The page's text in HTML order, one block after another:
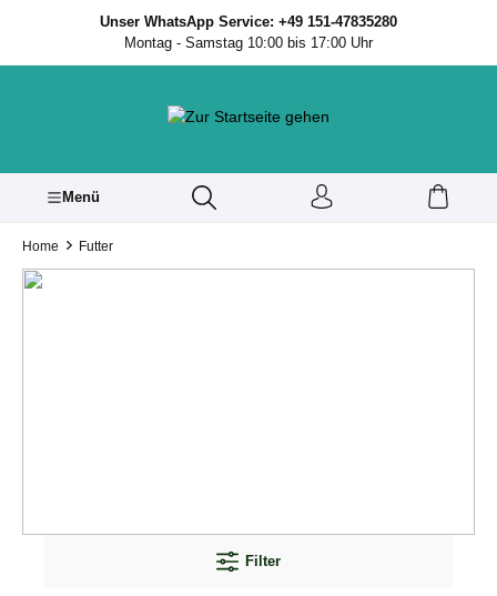
springenUnser WhatsApp Service: +49 151-47835280
Montag - Samstag 10:00 bis 17:00 Uhr
Menü
Home Futter
Filter